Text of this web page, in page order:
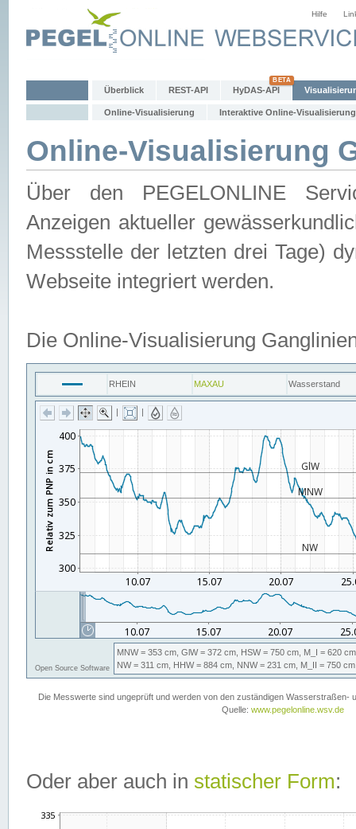
Hilfe
Überblick REST-API HyDAS-API
Online-Visualisierung Interaktive Online-Visualisierung
Online-Visualisierung
Über den PEGELONLINE
Anzeigen aktueller
Messstelle der letzten drei Tage)
Webseite integriert werden.
Die Online-Visualisierung
Oder aber auch in statischer Form: